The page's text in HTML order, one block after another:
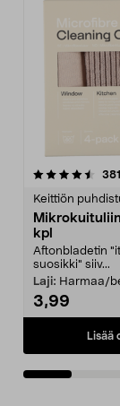
Keittiön
kpl
Aftonbladetin
suosikki" siiv...
Laji: Harmaa/
3,99
Lisää